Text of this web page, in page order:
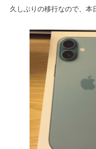
久しぶりの移行なので、本